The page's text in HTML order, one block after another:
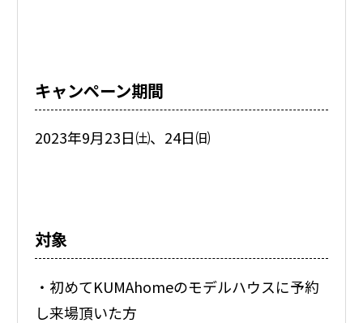
キャンペーン期間
2023年9月23日㈯、24日㈰
対象
・初めてKUMAhomeのモデルハウスに予約
し来場頂いた方